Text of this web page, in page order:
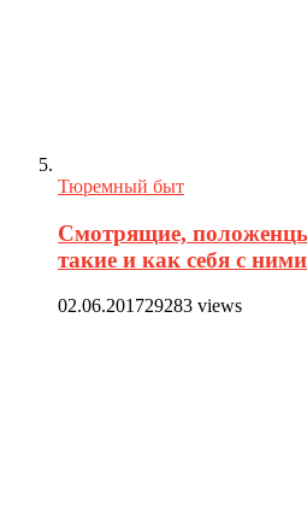
Тюремный быт
Смотрящие,
такие и как себя с
02.06.201729283 views